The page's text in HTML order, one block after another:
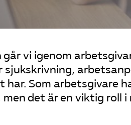
går vi igenom
sjukskrivning,
har. Som arbetsgivare
det är en viktig roll